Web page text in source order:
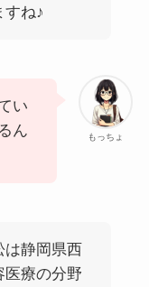
すね♪
もっちょ
い
ん
は静岡県西
医療の分野